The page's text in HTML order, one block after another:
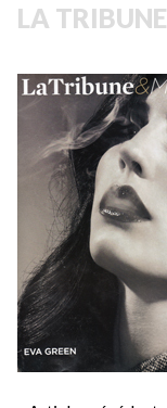
LA TRIBUNE